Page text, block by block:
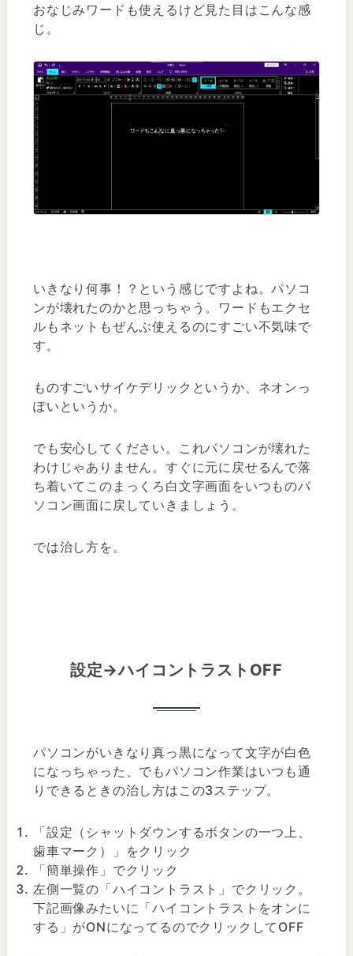
おなじみワードも使えるけど見た目はこんな感
じ。
いきなり何事！？という感じですよね。パソコ
ンが壊れたのかと思っちゃう。ワードもエクセ
ルもネットもぜんぶ使えるのにすごい不気味で
す。
ものすごいサイケデリックというか、ネオンっ
ぽいというか。
でも安心してください。これパソコンが壊れた
わけじゃありません。すぐに元に戻せるんで落
ち着いてこのまっくろ白文字画面をいつものパ
ソコン画面に戻していきましょう。
では治し方を。
設定→ハイコントラストOFF
パソコンがいきなり真っ黒になって文字が白色
になっちゃった、でもパソコン作業はいつも通
りできるときの治し方はこの3ステップ。
「設定（シャットダウンするボタンの一つ上、
歯車マーク）」をクリック
「簡単操作」でクリック
左側一覧の「ハイコントラスト」でクリック。
下記画像みたいに「ハイコントラストをオンに
する」がONになってるのでクリックしてOFF